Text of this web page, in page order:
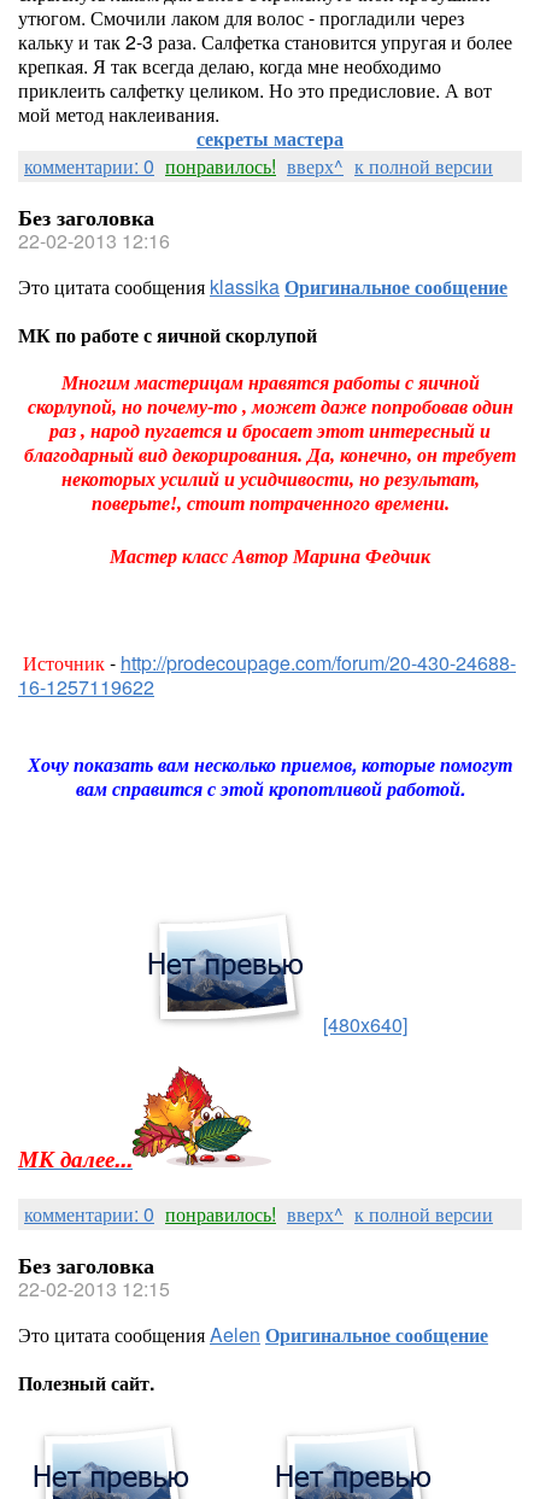
утюгом. Смочили лаком для волос - прогладили через
кальку и так 2-3 раза. Салфетка становится упругая и более
крепкая. Я так всегда делаю, когда мне необходимо
приклеить салфетку целиком. Но это предисловие. А вот
мой метод наклеивания.
секреты мастера
комментарии: 0 понравилось! вверх^ к полной версии
Без заголовка
22-02-2013 12:16
Это цитата сообщения klassikaОригинальное сообщение
МК по работе с яичной скорлупой
Многим мастерицам нравятся работы с яичной
скорлупой, но почему-то , может даже попробовав один
раз , народ пугается и бросает этот интересный и
благодарный вид декорирования. Да, конечно, он требует
некоторых усилий и усидчивости, но результат,
поверьте!, стоит потраченного времени.
Мастер класс Автор Марина Федчик
Источник- http://prodecoupage.com/forum/20-430-24688-
16-1257119622
Хочу показать вам несколько приемов, которые помогут
вам справится с этой кропотливой работой.
[480x640]
МК далее...
комментарии: 0 понравилось! вверх^ к полной версии
Без заголовка
22-02-2013 12:15
Это цитата сообщенияAelen Оригинальное сообщение
Полезный сайт.